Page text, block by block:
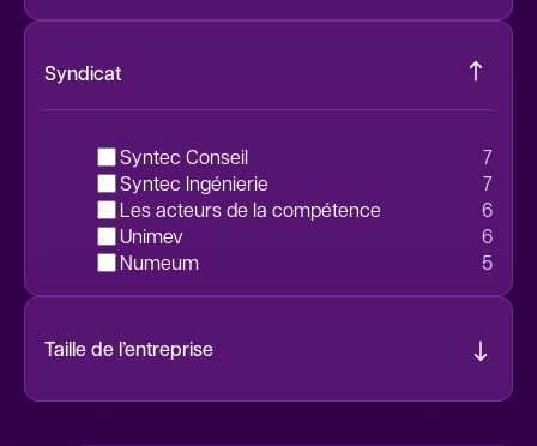
Syndicat
Syntec Conseil
7
Syntec Ingénierie
7
Les acteurs de la compétence
6
unimev
6
Numeum
5
Taille de l’entreprise